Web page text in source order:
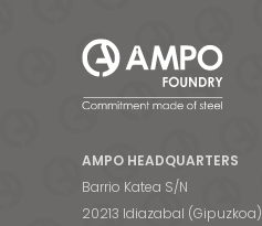
AMPO HEADQUARTERS
Barrio Katea S/N
20213 Idiazabal (Gipuzkoa)